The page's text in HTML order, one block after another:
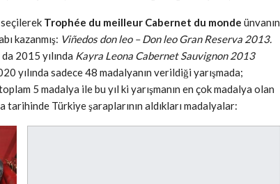
seçilerek Trophée du meilleur Cabernet du monde ünvanın
kazanmış: Viñedos don leo – Don leo Gran Reserva 2013.
2015 yılında Kayra Leona Cabernet Sauvignon 2013
yılında sadece 48 madalyanın verildiği yarışmada;
5 madalya ile bu yıl ki yarışmanın en çok madalya olan
tarihinde Türkiye şaraplarının aldıkları madalyalar: